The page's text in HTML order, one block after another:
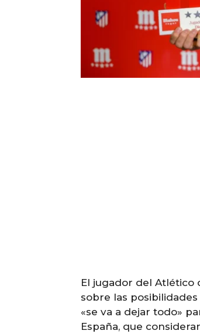
El jugador del Atlético
sobre las
«se va a dejar todo»
España, que